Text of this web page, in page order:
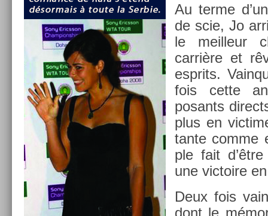
Au terme
de scie, Jo
le meil­leur
carrière et
esprits.
fois cette
posants
plus en
tante comme
ple fait
une vic­toire
Deux fois
dont le